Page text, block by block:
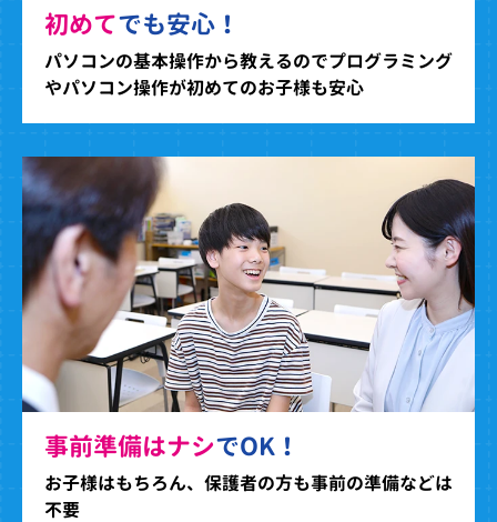
初めてでも安心！
パソコンの基本操作から教えるのでプログラミング
やパソコン操作が初めてのお子様も安心
事前準備はナシでOK！
お子様はもちろん、保護者の方も事前の準備などは
不要